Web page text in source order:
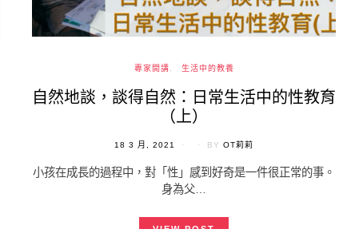
專家開講 生活中的教養
自然地談，談得自然：日常生活中的性教育
（上）
POSTED
18 3 月, 2021 BY OT莉莉
小孩在成長的過程中，對「性」感到好奇是一件很正常的事。
身為父…